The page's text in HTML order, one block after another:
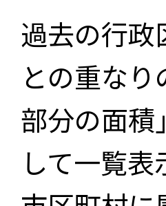
過去の行
との重な
部分の面積
して一覧